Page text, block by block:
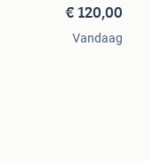
€ 120,00
Vandaag